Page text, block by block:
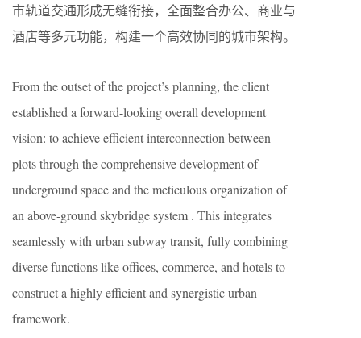
市轨道交通形成无缝衔接，全面整合办公、商业与
酒店等多元功能，构建一个高效协同的城市架构。
From the outset of the project’s planning, the client
established a forward-looking overall development
vision: to achieve efficient interconnection between
plots through the comprehensive development of
underground space and the meticulous organization of
an above-ground skybridge system . This integrates
seamlessly with urban subway transit, fully combining
diverse functions like offices, commerce, and hotels to
construct a highly efficient and synergistic urban
framework.